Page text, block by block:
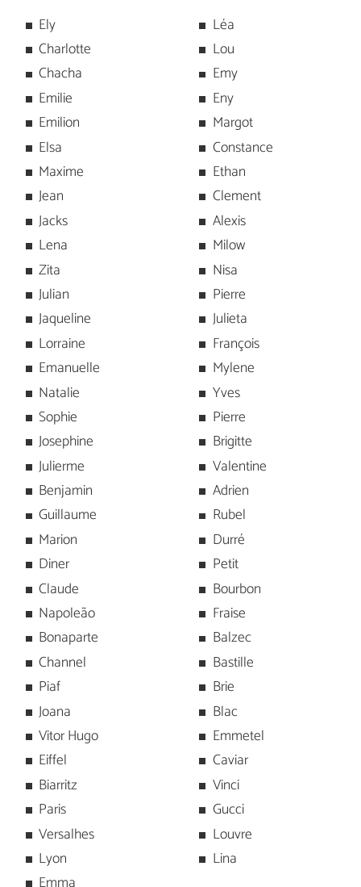
Ely
Charlotte
Chacha
Emilie
Emilion
Elsa
Maxime
Jean
Jacks
Lena
Zita
Julian
Jaqueline
Lorraine
Emanuelle
Natalie
Sophie
Josephine
Julierme
Benjamin
Guillaume
Marion
Diner
Claude
Napoleão
Bonaparte
Channel
Piaf
Joana
Vitor Hugo
Eiffel
Biarritz
Paris
Versalhes
Lyon
Léa
Lou
Emy
Eny
Margot
Constance
Ethan
Clement
Alexis
Milow
Nisa
Pierre
Julieta
François
Mylene
Yves
Pierre
Brigitte
Valentine
Adrien
Rubel
Durré
Petit
Bourbon
Fraise
Balzec
Bastille
Brie
Blac
Emmetel
Caviar
Vinci
Gucci
Louvre
Lina